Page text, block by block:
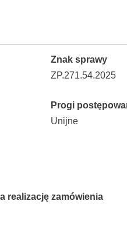
Znak sprawy
ZP.271.54.2025
Progi
Unijne
realizację zamówienia